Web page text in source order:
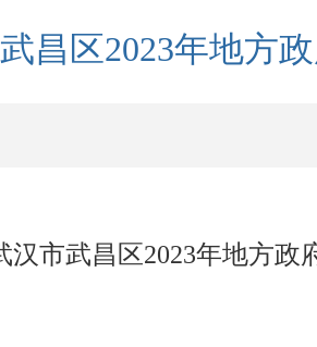
昌区2023年地方
汉市武昌区2023年地方政